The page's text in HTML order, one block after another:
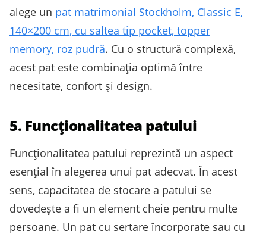
alege un pat matrimonial Stockholm, Classic E,
140×200 cm, cu saltea tip pocket, topper
memory, roz pudră. Cu o structură complexă,
acest pat este combinația optimă între
necesitate, confort și design.
5. Funcționalitatea patului
Funcționalitatea patului reprezintă un aspect
esențial în alegerea unui pat adecvat. În acest
sens, capacitatea de stocare a patului se
dovedește a fi un element cheie pentru multe
persoane. Un pat cu sertare încorporate sau cu